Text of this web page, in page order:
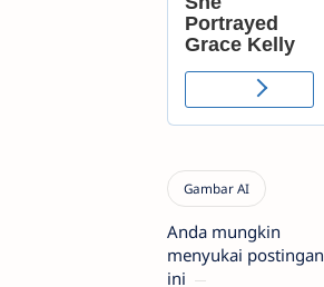
Anda mungkin
menyukai postingan
ini